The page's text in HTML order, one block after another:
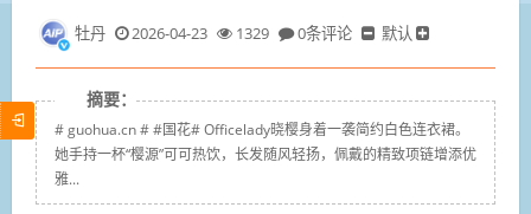
牡丹 2026-04-23 1329 0条评论 默认
摘要：
# guohua.cn # #国花# Officelady晓樱身着一袭简约白色连衣裙。
她手持一杯“樱源”可可热饮，长发随风轻扬，佩戴的精致项链增添优
雅...